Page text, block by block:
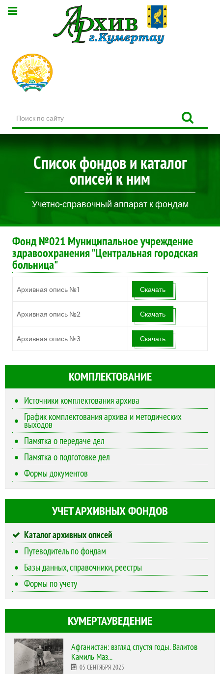
по
сайту
Список фондов и каталог
описей к ним
Учетно-справочный аппарат к фондам
Фонд №021 Муниципальное учреждение
здравоохранения "Центральная городская
больница"
Архивная опись №1 Скачать
Архивная опись №2 Скачать
Архивная опись №3 Скачать
КОМПЛЕКТОВАНИЕ
Источники комплектования архива
График комплектования архива и методических
выходов
Памятка о передаче дел
Памятка о подготовке дел
Формы документов
УЧЕТ АРХИВНЫХ ФОНДОВ
Каталог архивных описей
Путеводитель по фондам
Базы данных, справочники, реестры
Формы по учету
КУМЕРТАУВЕДЕНИЕ
Афганистан: взгляд спустя годы. Валитов
Камиль Маз...
05 СЕНТЯБРЯ 2025